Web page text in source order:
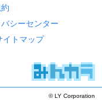
シーセンター
イトマップ
© LY Corporation